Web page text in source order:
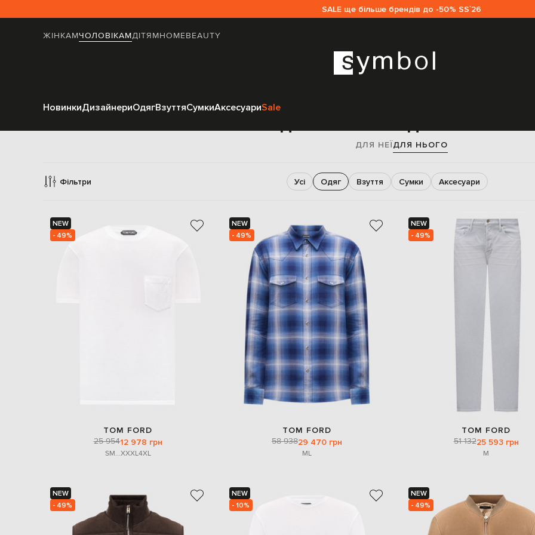
SALE ще більше брендів до -50% SS`26
ЖІНКАМЧОЛОВІКАМДІТЯМHOMEBEAUTY
НовинкиДизайнериОдягВзуттяСумкиАксесуариSale
ДЛЯ НЕЇДЛЯ НЬОГО
Фільтри Усі Одяг Взуття Сумки Аксесуари
NEW
- 49%
TOM FORD
25 95412 978 грн
SM...XXXL4XL
NEW
- 49%
TOM FORD
58 93829 470 грн
ML
NEW
- 49%
TOM FORD
51 13225 593 грн
M
NEW
- 49%
NEW
- 10%
NEW
- 49%